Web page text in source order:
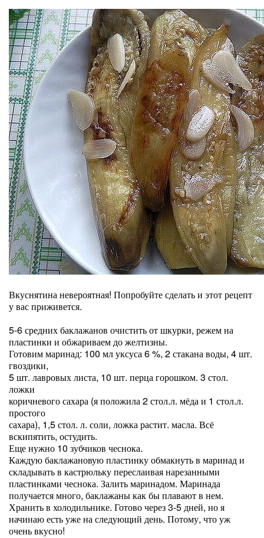
Вкуснятина невероятная! Попробуйте сделать и этот рецепт
у вас приживется.
5-6 средних баклажанов очистить от шкурки, режем на
пластинки и обжариваем до желтизны.
Готовим маринад: 100 мл уксуса 6 %, 2 стакана воды, 4 шт.
гвоздики,
5 шт. лавровых листа, 10 шт. перца горошком. 3 стол.
ложки
коричневого сахара (я положила 2 стол.л. мёда и 1 стол.л.
простого
сахара), 1,5 стол. л. соли, ложка растит. масла. Всё
вскипятить, остудить.
Еще нужно 10 зубчиков чеснока.
Каждую баклажановую пластинку обмакнуть в маринад и
складывать в кастрюльку переслаивая нарезанными
пластинками чеснока. Залить маринадом. Маринада
получается много, баклажаны как бы плавают в нем.
Хранить в холодильнике. Готово через 3-5 дней, но я
начинаю есть уже на следующий день. Потому, что уж
очень вкусно!